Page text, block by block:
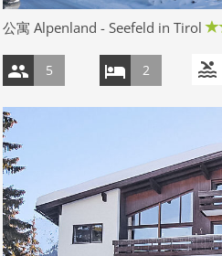
公寓 Alpenland - Seefeld in Tirol
5 2